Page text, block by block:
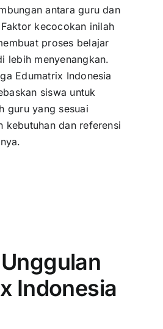
antara guru dan
kecocokan inilah
proses belajar
lebih menyenangkan.
Edumatrix Indonesia
siswa untuk
guru yang sesuai
kebutuhan dan referensi
Indonesia